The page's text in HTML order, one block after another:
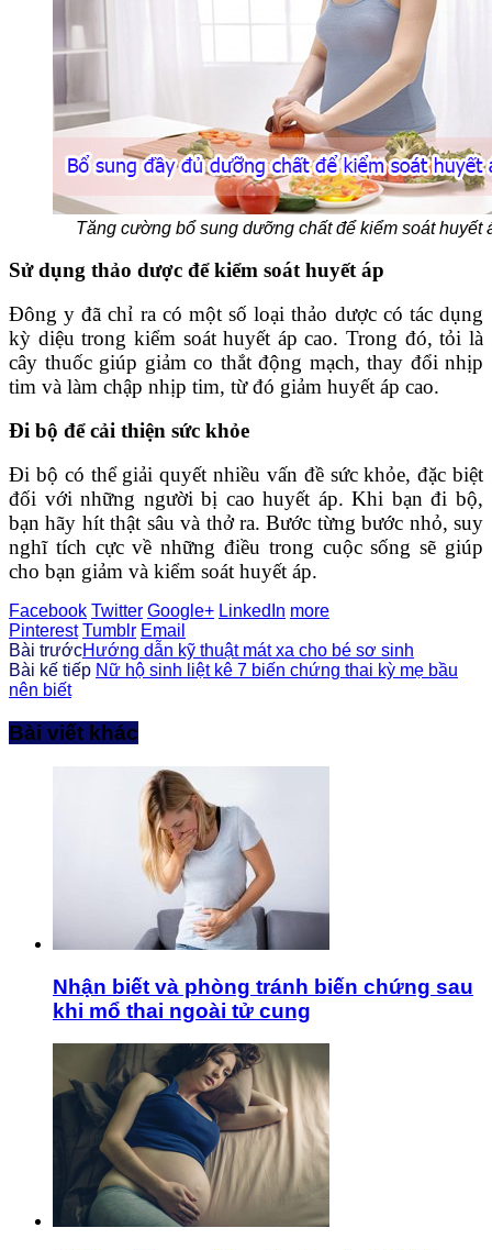
Tăng cường bổ sung dưỡng chất để kiểm soát huyết
Sử dụng thảo dược để kiểm soát huyết áp
Đông y đã chỉ ra có một số loại thảo dược có tác dụng
kỳ diệu trong kiểm soát huyết áp cao. Trong đó, tỏi là
cây thuốc giúp giảm co thắt động mạch, thay đổi nhịp
tim và làm chập nhịp tim, từ đó giảm huyết áp cao.
Đi bộ để cải thiện sức khỏe
Đi bộ có thể giải quyết nhiều vấn đề sức khỏe, đặc biệt
đối với những người bị cao huyết áp. Khi bạn đi bộ,
bạn hãy hít thật sâu và thở ra. Bước từng bước nhỏ, suy
nghĩ tích cực về những điều trong cuộc sống sẽ giúp
cho bạn giảm và kiểm soát huyết áp.
Facebook Twitter Google+ LinkedIn more
Pinterest Tumblr Email
Bài trướcHướng dẫn kỹ thuật mát xa cho bé sơ sinh
Bài kế tiếp Nữ hộ sinh liệt kê 7 biến chứng thai kỳ mẹ bầu
nên biết
Bài viết khác
Nhận biết và phòng tránh biến chứng sau
khi mổ thai ngoài tử cung